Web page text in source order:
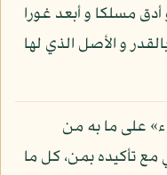
مسلكا و أبعد غورا
و الأصل الذي لها
على ما به من
تأكيده بمن، كل ما